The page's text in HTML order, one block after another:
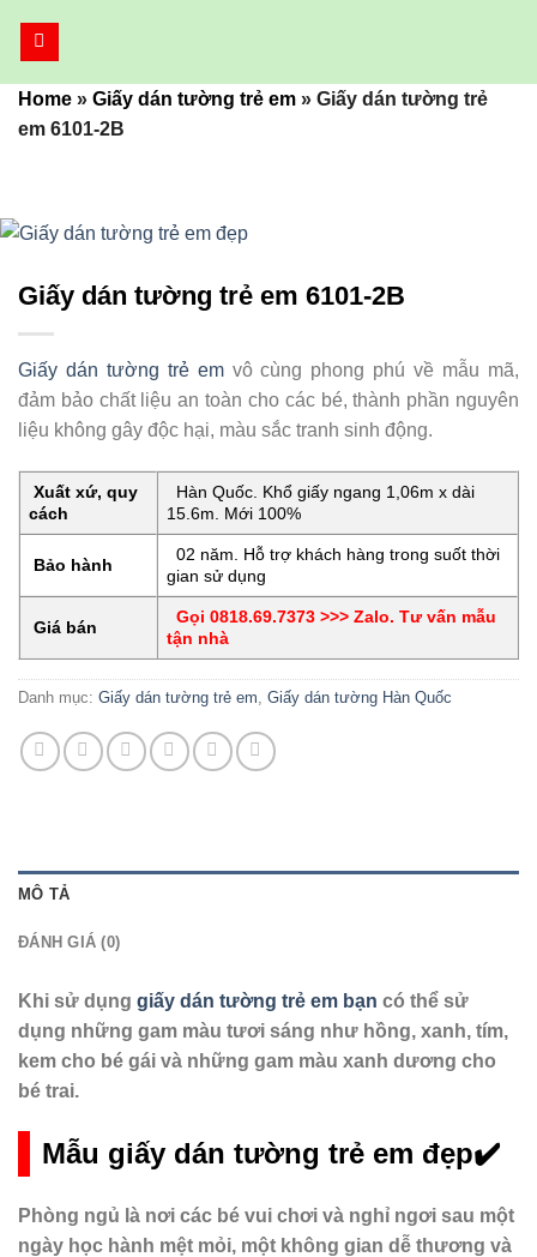
dungHome » Giấy dán tường trẻ em » Giấy dán tường trẻ
em 6101-2B
Giấy dán tường trẻ em 6101-2B
Giấy dán tường trẻ emvô cùng phong phú về mẫu mã,
đảm bảo chất liệu an toàn cho các bé, thành phần nguyên
liệu không gây độc hại, màu sắc tranh sinh động.
Xuất xứ, quy
cách
Hàn Quốc. Khổ giấy ngang 1,06m x dài
15.6m. Mới 100%
Bảo hành
02 năm. Hỗ trợ khách hàng trong suốt thời
gian sử dụng
Giá bán
Gọi 0818.69.7373 >>> Zalo. Tư vấn mẫu
tận nhà
Danh mục: Giấy dán tường trẻ em Giấy dán tường Hàn Quốc
MÔ TẢ
ĐÁNH GIÁ (0)
Khi sử dụng giấy dán tường trẻ em bạn có thể sử
dụng những gam màu tươi sáng như hồng, xanh, tím,
kem cho bé gái và những gam màu xanh dương cho
bé trai.
Mẫu giấy dán tường trẻ em đẹp✔️
Phòng ngủ là nơi các bé vui chơi và nghỉ ngơi sau một
ngày học hành mệt mỏi, một không gian dễ thương và